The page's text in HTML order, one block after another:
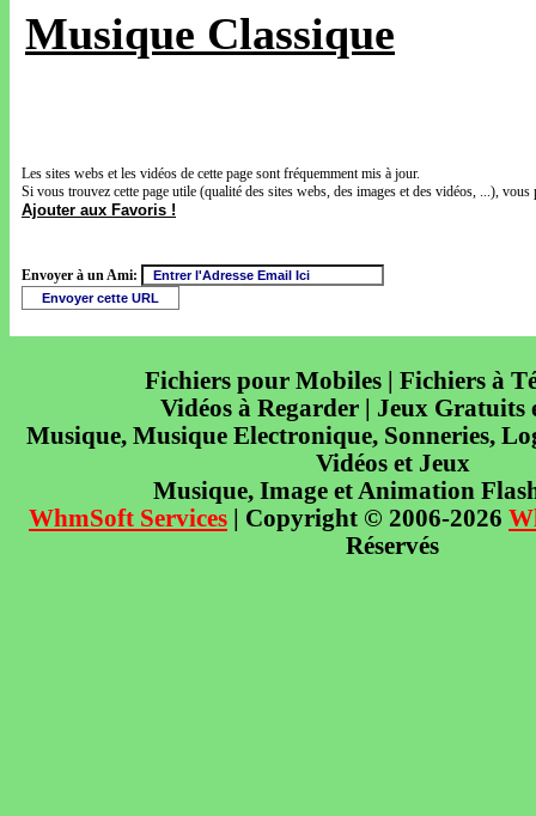
Musique Classique
Les sites webs et les vidéos de cette page sont fréquemment mis à jour.
Si vous trouvez cette page utile (qualité des sites webs, des images et des vidéos, ...),
Ajouter aux Favoris !
Envoyer à un Ami:
Fichiers pour Mobiles | Fichiers à
Vidéos à Regarder | Jeux Gratuits
Musique, Musique Electronique, Sonneries,
Vidéos et Jeux
Musique, Image et Animation
WhmSoft Services | Copyright © 2006-2026
Réservés